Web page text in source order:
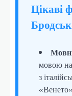
Цікаві
мовою
з